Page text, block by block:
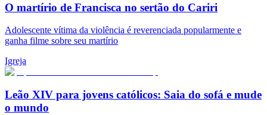
O martírio de Francisca no sertão do Cariri
Adolescente vítima da violência é reverenciada popularmente e
ganha filme sobre seu martírio
Igreja
Leão XIV para jovens católicos: Saia do sofá e mude
o mundo